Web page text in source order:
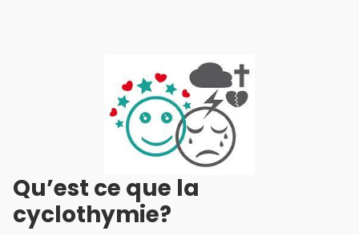
Qu’est ce que la
cyclothymie?